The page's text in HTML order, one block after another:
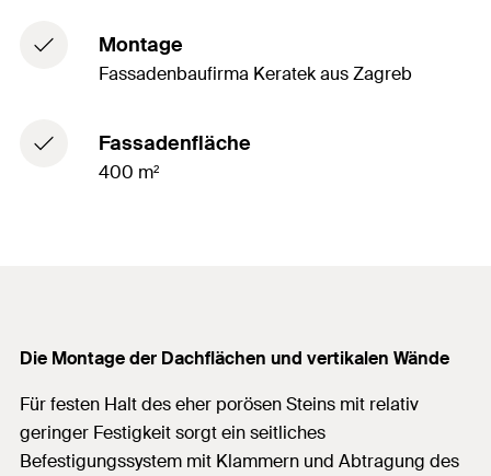
Montage
Fassadenbaufirma Keratek aus Zagreb
Fassadenfläche
400 m²
Die Montage der Dachflächen und vertikalen Wände
Für festen Halt des eher porösen Steins mit relativ
geringer Festigkeit sorgt ein seitliches
Befestigungssystem mit Klammern und Abtragung des